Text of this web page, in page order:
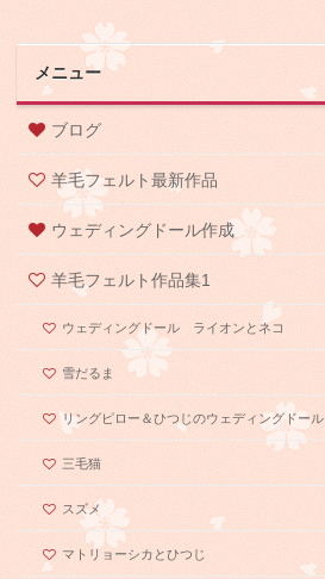
メニュー
ブログ
羊毛フェルト最新作品
ウェディングドール作成
羊毛フェルト作品集1
ウェディングドール ライオンとネコ
雪だるま
リングピロー＆ひつじのウェディングドール
三毛猫
スズメ
マトリョーシカとひつじ